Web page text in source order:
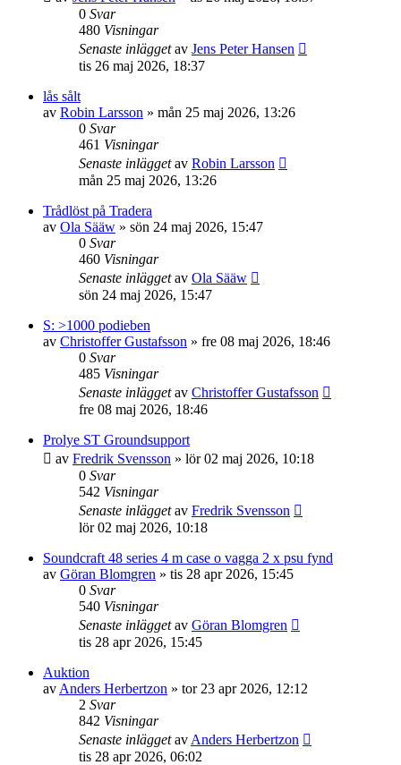
0 Svar
480 Visningar
Senaste inläggetav Jens Peter Hansen
tis 26 maj 2026, 18:37
lås sålt
av Robin Larsson » mån 25 maj 2026, 13:26
0 Svar
461 Visningar
Senaste inläggetav Robin Larsson
mån 25 maj 2026, 13:26
Trådlöst på Tradera
av Ola Sääw » sön 24 maj 2026, 15:47
0 Svar
460 Visningar
Senaste inläggetav Ola Sääw
sön 24 maj 2026, 15:47
S: >1000 podieben
av Christoffer Gustafsson » fre 08 maj 2026, 18:46
0 Svar
485 Visningar
Senaste inläggetav Christoffer Gustafsson
fre 08 maj 2026, 18:46
Prolye ST Groundsupport
av Fredrik Svensson » lör 02 maj 2026, 10:18
0 Svar
542 Visningar
Senaste inläggetav Fredrik Svensson
lör 02 maj 2026, 10:18
Soundcraft 48 series 4 m case o vagga 2 x psu fynd
av Göran Blomgren » tis 28 apr 2026, 15:45
0 Svar
540 Visningar
Senaste inläggetav Göran Blomgren
tis 28 apr 2026, 15:45
Auktion
av Anders Herbertzon » tor 23 apr 2026, 12:12
2 Svar
842 Visningar
Senaste inläggetav Anders Herbertzon
tis 28 apr 2026, 06:02